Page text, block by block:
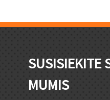
SUSISIEKITE
MUMIS